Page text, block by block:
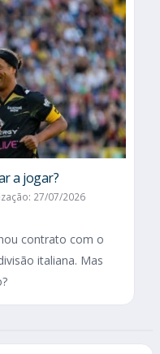
a jogar?
27/07/2026
contrato com o
italiana. Mas